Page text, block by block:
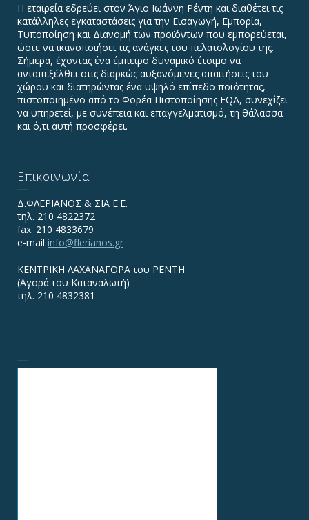
Η εταιρεία εδρεύει στον Άγιο Ιωάννη Ρέντη και διαθέτει τις
κατάλληλες εγκαταστάσεις για την Εισαγωγή, Εμπορία,
Τυποποίηση και Διανομή των προϊόντων που εμπορεύεται,
ώστε να ικανοποιήσει τις ανάγκες του πελατολογίου της.
Σήμερα, έχοντας ένα έμπειρο δυναμικό έτοιμο να
ανταπεξέλθει στις διαρκώς αυξανόμενες απαιτήσεις του
χώρου και διατηρώντας ένα υψηλό επίπεδο ποιότητας,
πιστοποιημένο από το Φορέα Πιστοποίησης EQA, συνεχίζει
να υπηρετεί, με συνέπεια και επαγγελματισμό, τη θάλασσα
και ό,τι αυτή προσφέρει.
Επικοινωνία
Δ.ΦΛΕΡΙΑΝΟΣ & ΣΙΑ Ε.Ε.
τηλ. 210 4822372
fax. 210 4833679
e-mail info@flerianos.gr
ΚΕΝΤΡΙΚΗ ΛΑΧΑΝΑΓΟΡΑ του ΡΕΝΤΗ
(Αγορά του Καταναλωτή)
τηλ. 210 4832381